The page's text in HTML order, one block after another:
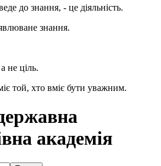
до знання, - це діяльність.
знання.
не ціль.
той, хто вміє бути уважним.
академія